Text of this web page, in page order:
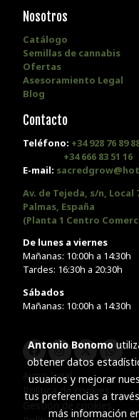
Nosotros
Catálogo
Semillas de cannabis
Ofertas
Asesoramiento Legal
Blog
Contacto
Teléfono: +34 928 76 89
+34 666 83 51 16
E-mail:
Av. de Tejeda, s/n, Local
Palmas, España
(Planta 1 Centro
De lunes a viernes
Mañanas: 10:00h a 14:30h
Tardes: 16:30h a 20:30h
Sábados
Mañanas: 10:00h a 14:30h
Aviso legal
Política de cookies
Gestión de cookies
Antonio Bonomo
obtener datos
usuarios y mejorar
tus preferencias a
más información